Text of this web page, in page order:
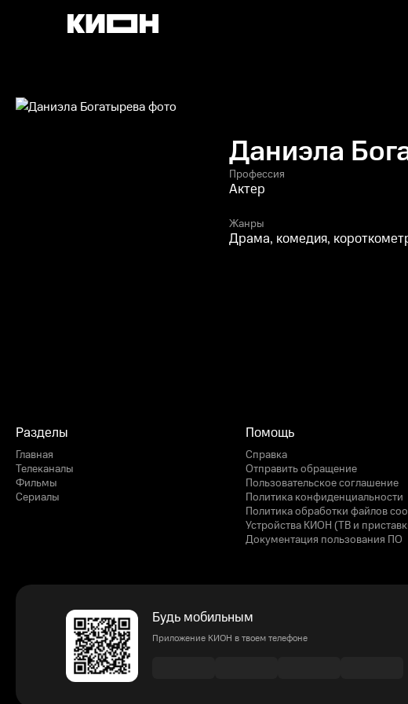
Даниэла
Профессия
Актер
Жанры
Драма, комедия,
Разделы
Главная
Телеканалы
Фильмы
Сериалы
Помощь
Справка
Отправить обращение
Пользовательское соглашение
Политика конфиденциальности
Политика обработки файлов
Устройства КИОН (ТВ и
Документация пользования ПО
Будь мобильным
Приложение КИОН в твоем телефоне